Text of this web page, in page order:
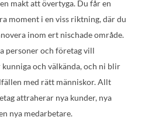
makt att övertyga. Du får en
moment i en viss riktning, där du
inom ert nischade område.
personer och företag vill
kunniga och välkända, och ni blir
med rätt människor. Allt
attraherar nya kunder, nya
nya medarbetare.